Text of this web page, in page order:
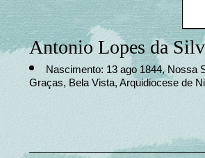
Antonio Lopes da
Nascimento: 13 ago 1844, Nossa
Graças, Bela Vista, Arquidiocese de